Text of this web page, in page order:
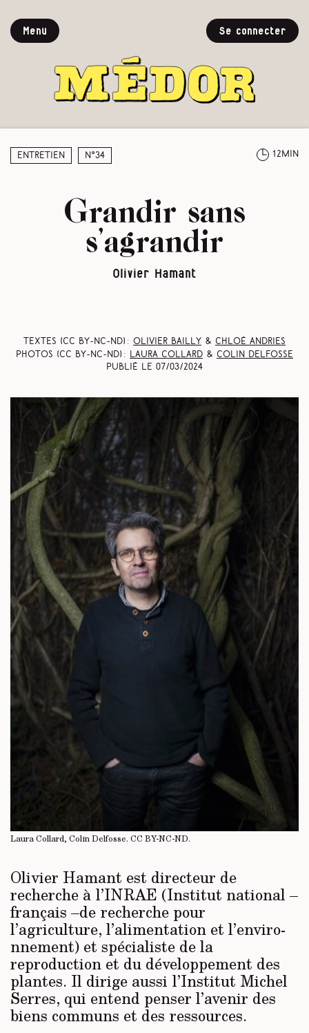
Menu Se connecter
Entretien N°34 12min
Grandir sans
s’agrandir
Olivier Hamant
Textes (CC BY-NC-ND) : Olivier Bailly & Chloé Andries
Photos (CC BY-NC-ND) :
Laura Collard & Colin Delfosse
Publié le 07/03/2024
Laura Collard, Colin Delfosse. CC BY-NC-ND.
Olivier Hamant est directeur de
recherche à l’INRAE (Institut national –
français –de recherche pour
l’agriculture, l’alimentation et l’enviro­
nnement) et spécialiste de la
reproduction et du développement des
plantes. Il dirige aussi l’Institut Michel
Serres, qui entend penser l’avenir des
biens communs et des ressources.